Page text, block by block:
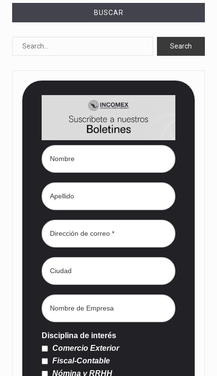
BUSCAR
Disciplina de interés
Comercio Exterior
Fiscal-Contable
Nómina y RRHH